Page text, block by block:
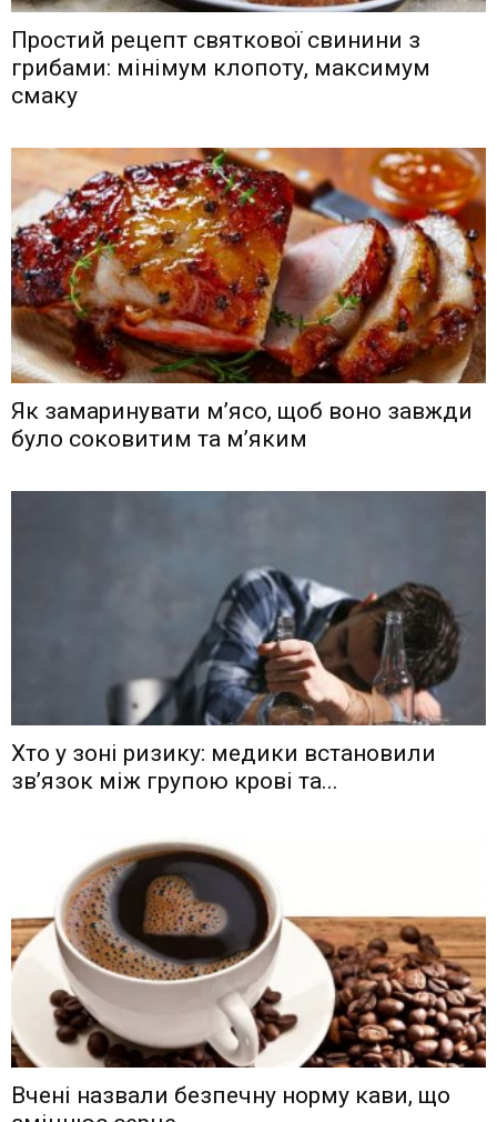
Простий рецепт святкової свинини з
грибами: мінімум клопоту, максимум
смаку
Як замаринувати м’ясо, щоб воно завжди
було соковитим та м’яким
Хто у зоні ризику: медики встановили
зв’язок між групою крові та...
Вчені назвали безпечну норму кави, що